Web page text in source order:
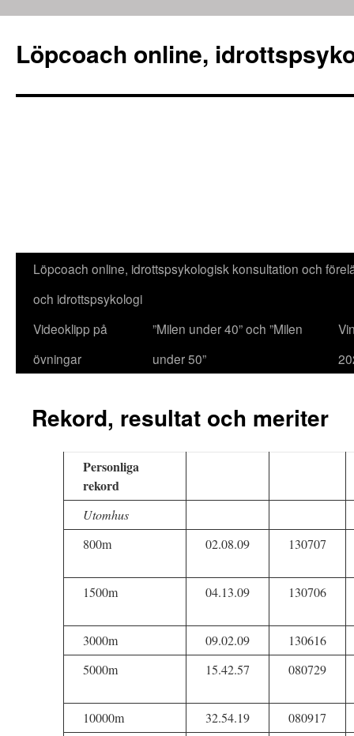
Löpcoach online,
Hoppa
till
innehåll
Löpcoach online, idrottspsykologisk konsultation och
och idrottspsykologi
Videoklipp på
övningar
”Milen under 40” och ”Milen
under 50”
Rekord, resultat och meriter
Personliga
rekord
Utomhus
800m
02.08.09 130707
1500m 04.13.09 130706
3000m 09.02.09
130616
5000m
15.42.57 080729
10000m 32.54.19
080917